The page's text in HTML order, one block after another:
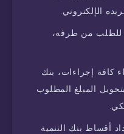
الإلكتروني.
للطلب من طرفه،
كافة إجراءات، بنك
المبلغ المطلوب
أقساط بنك التنمية